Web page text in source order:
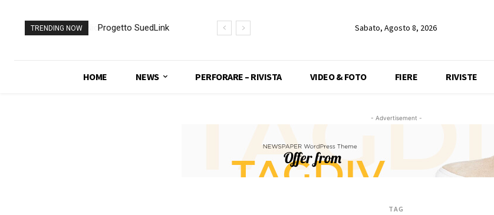
TRENDING NOW
Progetto SuedLink
con TBM del
Sabato, Agosto 8, 2026
HOME NEWS PERFORARE – RIVISTA VIDEO & FOTO FIERE RIVISTE
- Advertisement -
TAG